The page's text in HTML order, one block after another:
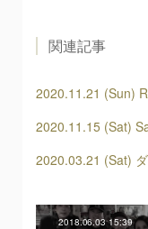
関連記事
2020.11.21 (Sun)
2020.11.15 (Sat)
2020.03.21 (Sat)
2018.06.03 15:39